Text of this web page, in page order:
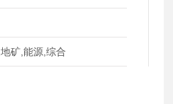
矿,能源,综合